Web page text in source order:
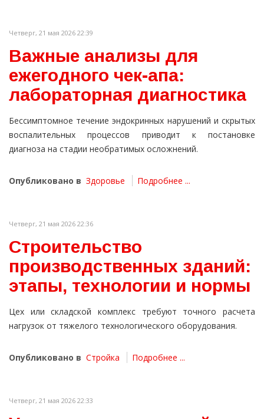
Четверг, 21 мая 2026 22:39
Важные анализы для
ежегодного чек-апа:
лабораторная диагностика
Бессимптомное течение эндокринных нарушений и скрытых
воспалительных процессов приводит к постановке
диагноза на стадии необратимых осложнений.
Опубликовано в Здоровье Подробнее ...
Четверг, 21 мая 2026 22:36
Строительство
производственных зданий:
этапы, технологии и нормы
Цех или складской комплекс требуют точного расчета
нагрузок от тяжелого технологического оборудования.
Опубликовано в Стройка Подробнее ...
Четверг, 21 мая 2026 22:33